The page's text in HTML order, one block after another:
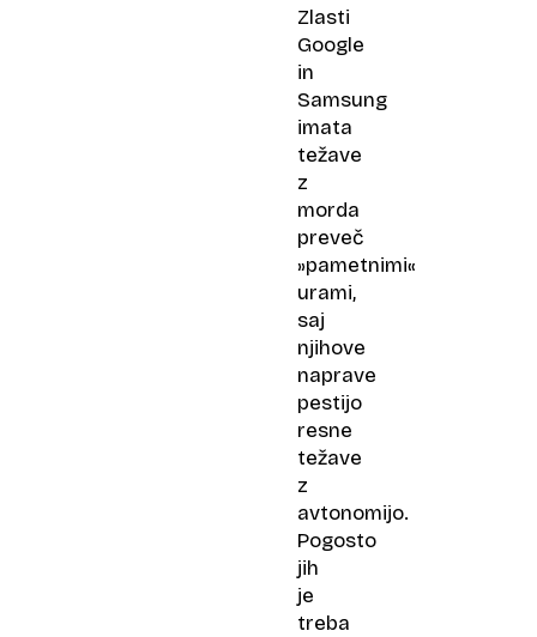
Zlasti
Google
in
Samsung
imata
težave
z
morda
preveč
»pametnimi«
urami,
saj
njihove
naprave
pestijo
resne
težave
z
avtonomijo.
Pogosto
jih
je
treba